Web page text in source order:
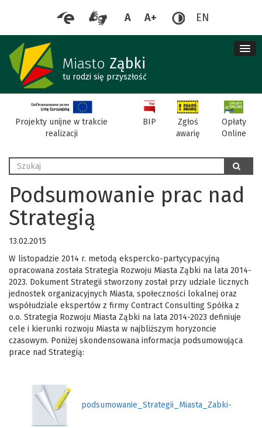
A A+ EN
Miasto Ząbki
tu rodzi się przyszłość
Projekty unijne w trakcie
realizacji
BIP
Zgłoś
awarię
Opłaty
Online
Wyszukaj szukaj
Podsumowanie prac nad
Strategią
13.02.2015
W listopadzie 2014 r. metodą ekspercko-partycypacyjną
opracowana została Strategia Rozwoju Miasta Ząbki na lata 2014-
2023. Dokument Strategii stworzony został przy udziale licznych
jednostek organizacyjnych Miasta, społeczności lokalnej oraz
współudziale ekspertów z firmy Contract Consulting Spółka z
o.o. Strategia Rozwoju Miasta Ząbki na lata 2014-2023 definiuje
cele i kierunki rozwoju Miasta w najbliższym horyzoncie
czasowym. Poniżej skondensowana informacja podsumowująca
prace nad Strategią:
podsumowanie_Strategii_Miasta_Zabki-